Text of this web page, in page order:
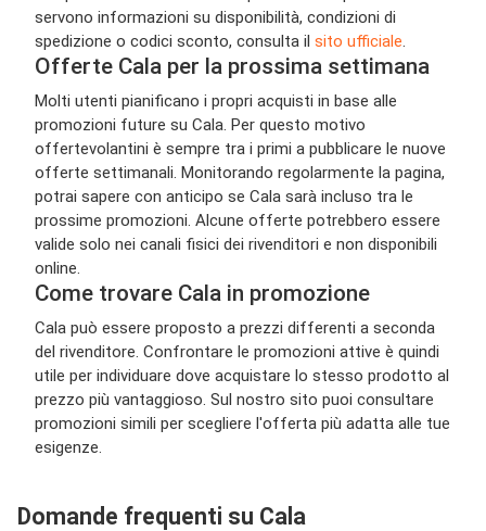
servono informazioni su disponibilità, condizioni di
spedizione o codici sconto, consulta il sito ufficiale
Offerte Cala per la prossima settimana
Molti utenti pianificano i propri acquisti in base alle
promozioni future su Cala. Per questo motivo
offertevolantini è sempre tra i primi a pubblicare le nuove
offerte settimanali. Monitorando regolarmente la pagina,
potrai sapere con anticipo se Cala sarà incluso tra le
prossime promozioni. Alcune offerte potrebbero essere
valide solo nei canali fisici dei rivenditori e non disponibili
online.
Come trovare Cala in promozione
Cala può essere proposto a prezzi differenti a seconda
del rivenditore. Confrontare le promozioni attive è quindi
utile per individuare dove acquistare lo stesso prodotto al
prezzo più vantaggioso. Sul nostro sito puoi consultare
promozioni simili per scegliere l'offerta più adatta alle tue
esigenze.
Domande frequenti su Cala